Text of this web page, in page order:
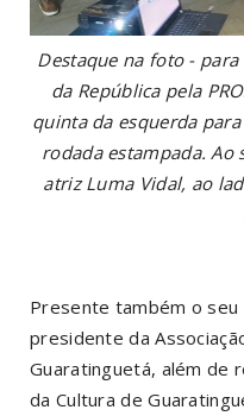
Destaque na foto -
da República pela
quinta da esquerda
rodada estampada.
atriz Luma Vidal, ao
Presente também o seu
presidente da
Guaratinguetá, além de
da Cultura de